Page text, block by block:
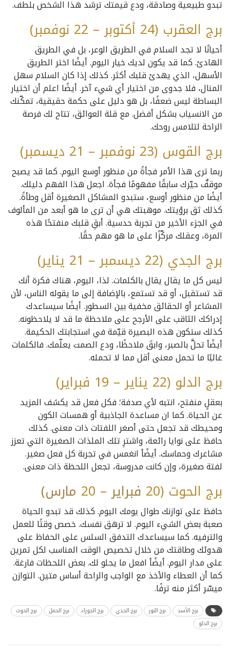
تبدو طبيعية وصادقة، ودع قيمتك ترشد هذا الشخص بلطف.
برج العقرب (24 أكتوبر – 22 نوفمبر)
أحيانًا لا تجد السلام في الطريق الوعر، بل في الطريق
الهادئ. كما قد يكون لديك خيار اليوم. أيضًا اختر الطريق
الأسهل، الذي يهدئ قلبك أكثر. كذلك إذا كان السلام سهل
المنال، فلا جدوى من اختيار أي شيء آخر. أيضًا اعلم أن اختيار
البساطة ليس ضعفًا، بل هو دليل على حكمة حقيقية، تمكّنك
من الانسياب بشكل أفضل. مع قلة العوائق، تتاح لك فرصة
الراحة لتلامس روحك.
برج القوس (23 نوفمبر – 21 ديسمبر)
ربما ترى هذا الأمر فجأةً من منظور أوسع اليوم. كما قد يصبح
موقفٌ حيّرك سابقًا مفهومًا فجأة. اجعل هذا الفهم دليلك.
أيضًا من منظور أوسع، ستبدو المشاكل الصغيرة أقل وطأةً.
كذلك ثق برؤيتك. موهبتك هي أن ترى ما هو أبعد من المألوف
في الجزء الأخير من تجربة حدسية. أبقِ قلبك منفتحًا هذه
المرة، وعقلك مركّزًا على ما هو مهم حقًا.
برج الجدي (22 ديسمبر – 21 يناير)
ليس كل ما يقال يقال بالكلمات. لذا، اليوم، هناك فكرة أنك
قد تستقبل، أو قد تستمع، بالإضافة إلى ما يقوله الناس، لأن
المشاعر أو الحقائق مخفية بين السطور. أيضًا سيساعدك
إدراكك الثاقب على الأرجح على ملاحظة ما قد لا يلاحظونه.
كذلك ستكون هذه البصيرة قيّمة في استجابتك الحكيمة.
أيضًأ تحلَّ بالصبر، وابقَ ملاحظًا، ودع الصمت يعلّمك. فالكلمات
غالبًا ما تحمل معنى أقل مما لا تحمله.
برج الدلو (22 يناير – 19 فبراير)
بعقلٍ منفتح، انتبه لأي صدفة؛ فكل فعل قد يكشف المزيد
عن الحياة. كما ان مساعدة الجاذبية أو همسات الكون
ومحيطك قد تجعل حتى أصغر اللفتات ذات معنى. كذلك
حافظ على نوايا رائعة، واشترِ تلك الملذات الصغيرة التي تعزز
مشاعرك وحماسك. أيضًأ انغمس في تجربة كل فعل صغير.
لفتة صغيرة، وإن كانت مدروسة، تجعل اللحظة ذات معنى.
برج الحوت (20 فبراير– 20 مارس)
حافظ على توازنك طوال يومك اليوم. كذلك قد تبدو الحياة
صعبة بعض الشيء اليوم. لا ترهق نفسك. خصص وقتًا للعمل
والترفيه. كما سيساعدك التدفق السلس على الحفاظ على
هدوئك وطاقتك من خلال تخصيص الوقت المناسب لكل تمرين
على مدار اليوم. أيضًأ افعل ما يحلو لك. بعض اللحظات فارغة.
كما أن العطاء والأخذ مع الواجب والراحة أساس متين. التوازن
ميسّر أكثر منه ترفًا.
برج الأسد برج الثور برج الجدي برج الجوزاء برج الحمل
برج الحوت
برج الدلو